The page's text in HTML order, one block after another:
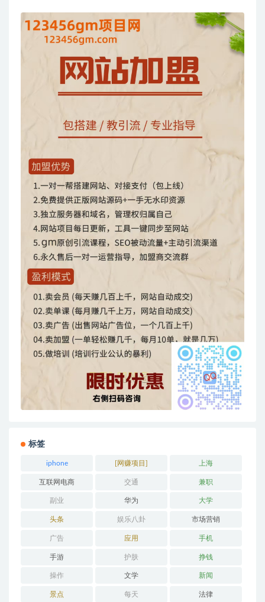
标签
iphone [网赚项目] 上海
互联网电商 交通 兼职
副业 华为 大学
头条 娱乐八卦 市场营销
广告 应用 手机
手游 护肤 挣钱
操作 文学 新闻
景点 每天 法律